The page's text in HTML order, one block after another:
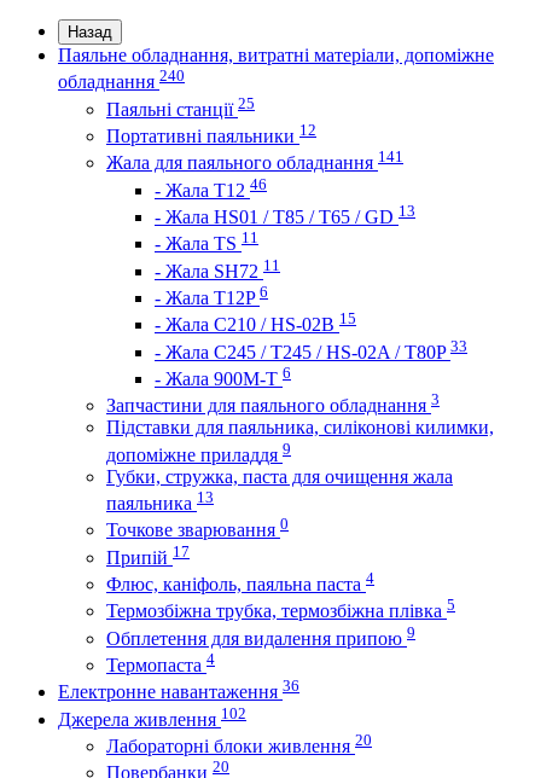
Назад
Паяльне обладнання, витратні матеріали, допоміжне
обладнання 240
Паяльні станції 25
Портативні паяльники 12
Жала для паяльного обладнання 141
- Жала Т12 46
- Жала HS01 / T85 / T65 / GD 13
- Жала TS 11
- Жала SH72 11
- Жала T12P 6
- Жала C210 / HS-02B 15
- Жала C245 / T245 / HS-02A / T80P 33
- Жала 900M-T 6
Запчастини для паяльного обладнання 3
Підставки для паяльника, силіконові килимки,
допоміжне приладдя 9
Губки, стружка, паста для очищення жала
паяльника 13
Точкове зварювання 0
Припій 17
Флюс, каніфоль, паяльна паста 4
Термозбіжна трубка, термозбіжна плівка 5
Обплетення для видалення припою 9
Термопаста 4
Електронне навантаження 36
Джерела живлення 102
Лабораторні блоки живлення 20
Повербанки 20